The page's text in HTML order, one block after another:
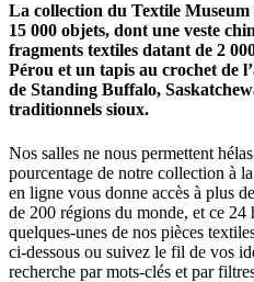
La collection du Textile
15 000 objets, dont une veste
fragments textiles datant de 2
Pérou et un tapis au crochet de
de Standing Buffalo,
traditionnels sioux.
Nos salles ne nous permettent
pourcentage de notre collection à
en ligne vous donne accès à plus
de 200 régions du monde, et ce
quelques-unes de nos pièces
ci-dessous ou suivez le fil de vos
recherche par mots-clés et par